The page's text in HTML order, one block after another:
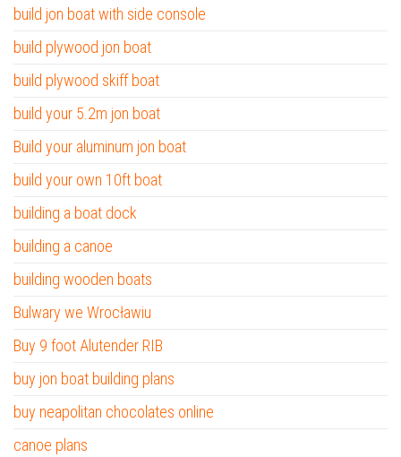
build jon boat with side console
build plywood jon boat
build plywood skiff boat
build your 5.2m jon boat
Build your aluminum jon boat
build your own 10ft boat
building a boat dock
building a canoe
building wooden boats
Bulwary we Wrocławiu
Buy 9 foot Alutender RIB
buy jon boat building plans
buy neapolitan chocolates online
canoe plans